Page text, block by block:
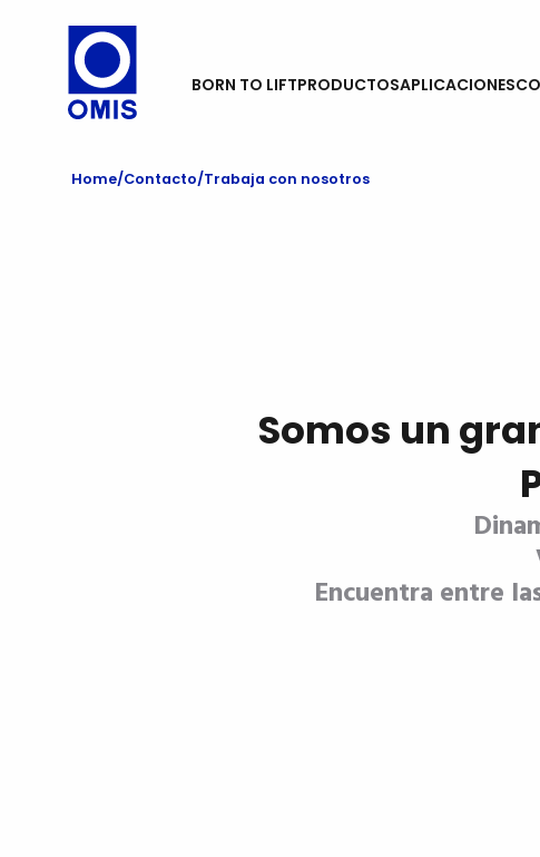
BORN TO LIFTPRODUCTOSAPLICACIONES
Home Contacto Trabaja con nosotros
Somos un
Encuentra entre